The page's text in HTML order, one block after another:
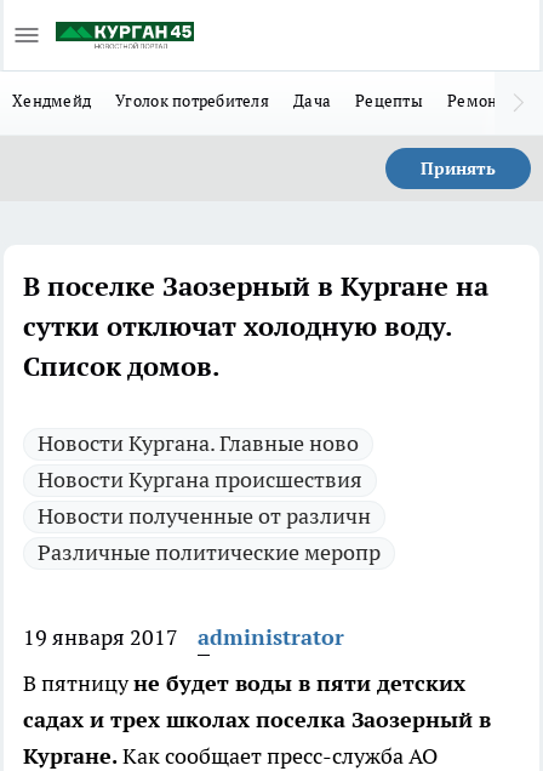
Хендмейд Уголок потребителя Дача Рецепты Ремонт
Принять
В поселке Заозерный в Кургане на
сутки отключат холодную воду.
Список домов.
Новости Кургана. Главные ново
Новости Кургана происшествия
Новости полученные от различн
Различные политические меропр
19 января 2017
administrator
В пятницуне будет воды в пяти детских
садах и трех школах поселка Заозерный в
Кургане.Как сообщает пресс-служба АО